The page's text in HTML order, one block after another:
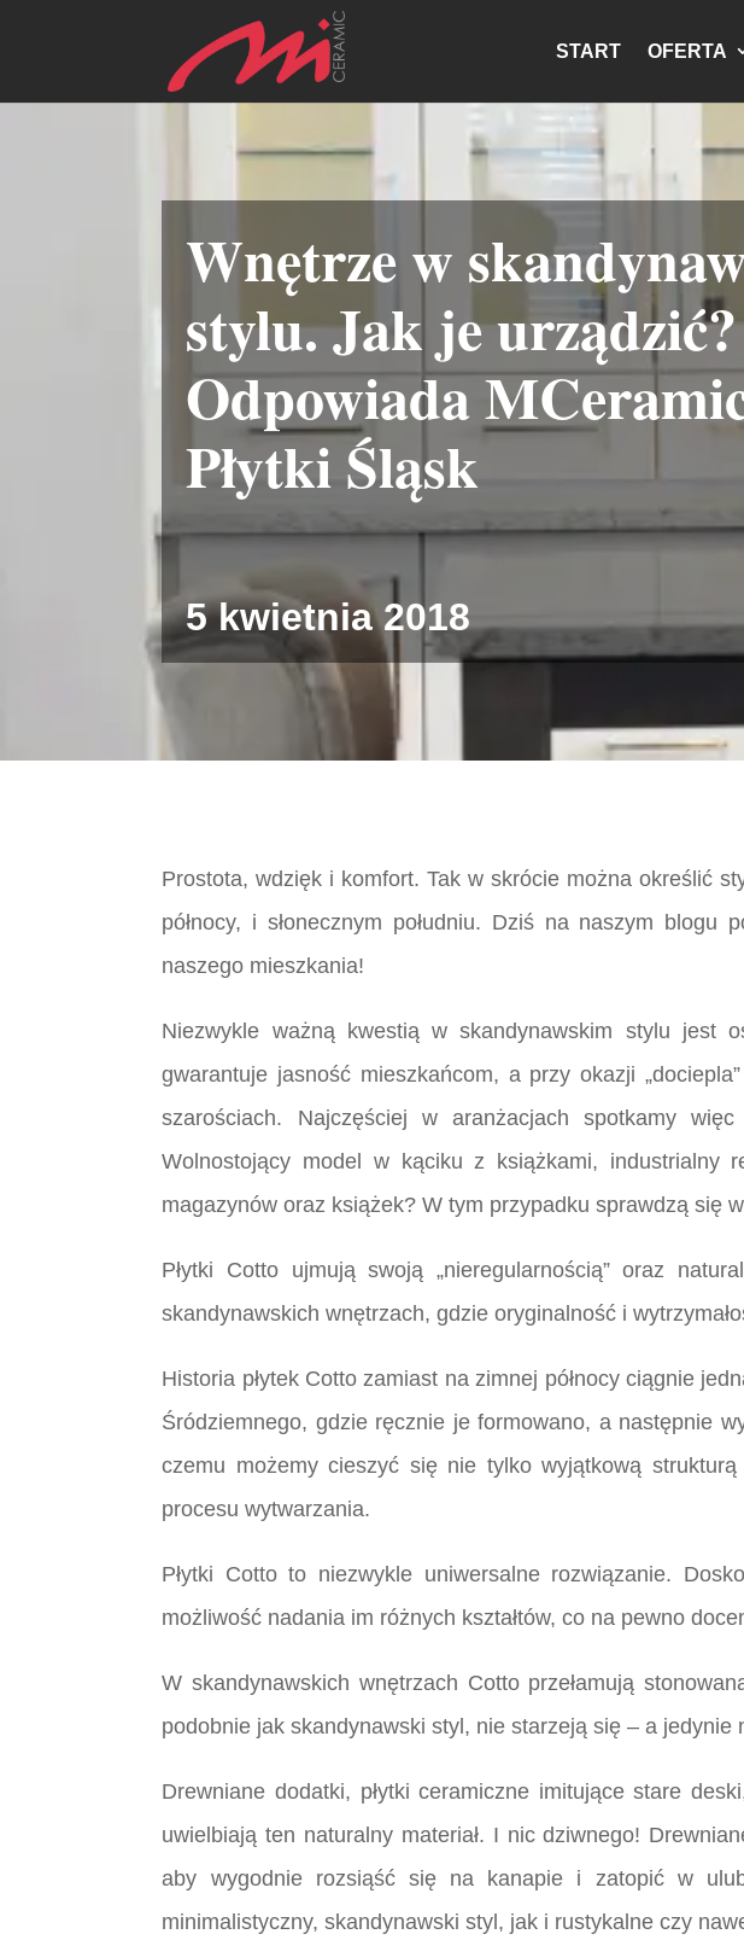
START OFERTA
Wnętrze w
stylu. Jak je urządzić?
Odpowiada
Płytki Śląsk
5 kwietnia 2018
Prostota, wdzięk i komfort. Tak w skrócie można określić
północy, i słonecznym południu. Dziś na naszym
naszego mieszkania!
Niezwykle ważną kwestią w skandynawskim stylu jest
gwarantuje jasność mieszkańcom, a przy okazji
szarościach. Najczęściej w aranżacjach spotkamy
Wolnostojący model w kąciku z książkami, industrialny
magazynów oraz książek? W tym przypadku sprawdzą się
Płytki Cotto ujmują swoją „nieregularnością” oraz
skandynawskich wnętrzach, gdzie oryginalność i
Historia płytek Cotto zamiast na zimnej północy ciągnie
Śródziemnego, gdzie ręcznie je formowano, a następnie
czemu możemy cieszyć się nie tylko wyjątkową
procesu wytwarzania.
Płytki Cotto to niezwykle uniwersalne rozwiązanie.
możliwość nadania im różnych kształtów, co na pewno
W skandynawskich wnętrzach Cotto przełamują
podobnie jak skandynawski styl, nie starzeją się – a
Drewniane dodatki, płytki ceramiczne imitujące stare
uwielbiają ten naturalny materiał. I nic dziwnego!
aby wygodnie rozsiąść się na kanapie i zatopić w
minimalistyczny, skandynawski styl, jak i rustykalne czy